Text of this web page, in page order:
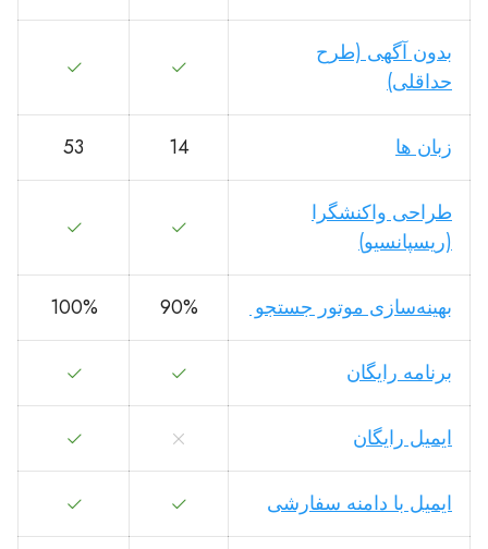
بدون آگهی (طرح
حداقلی)
زبان ها 14
53
طراحی واکنشگرا
(ریسپانسیو)
بهینه‌سازی موتور جستجو 90%
100%
برنامه رایگان
ایمیل رایگان
ایمیل با دامنه سفارشی